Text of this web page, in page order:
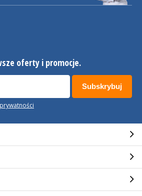
oferty i promocje.
Subskrybuj